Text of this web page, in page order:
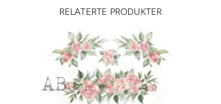
RELATERTE PRODUKTER